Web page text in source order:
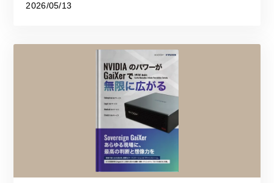
2026/05/13